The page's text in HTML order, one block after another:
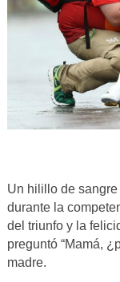
Un hilillo de
durante la
del triunfo y la
preguntó “Mamá,
madre.